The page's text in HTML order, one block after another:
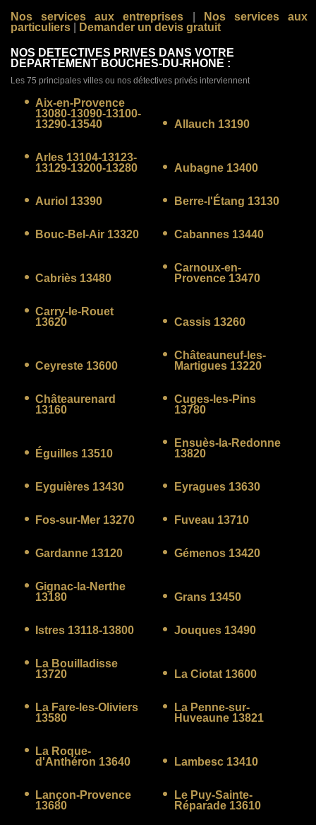
Nos services aux entreprises
Nos services aux
particuliers
Demander un devis gratuit
NOS DETECTIVES PRIVES DANS VOTRE
DEPARTEMENT BOUCHES-DU-RHONE :
Les 75 principales villes ou nos détectives privés interviennent
Aix-en-Provence
13080-13090-13100-
13290-13540
Allauch 13190
Arles 13104-13123-
13129-13200-13280
Aubagne 13400
Auriol 13390 Berre-l'Étang 13130
Bouc-Bel-Air 13320 Cabannes 13440
Cabriès 13480
Carnoux-en-
Provence 13470
Carry-le-Rouet
13620
Cassis 13260
Ceyreste 13600
Châteauneuf-les-
Martigues 13220
Châteaurenard
13160
Cuges-les-Pins
13780
Éguilles 13510
Ensuès-la-Redonne
13820
Eyguières 13430 Eyragues 13630
Fos-sur-Mer 13270 Fuveau 13710
Gardanne 13120 Gémenos 13420
Gignac-la-Nerthe
13180
Grans 13450
Istres 13118-13800 Jouques 13490
La Bouilladisse
13720
La Ciotat 13600
La Fare-les-Oliviers
13580
La Penne-sur-
Huveaune 13821
La Roque-
d'Anthéron 13640
Lambesc 13410
Lançon-Provence
13680
Le Puy-Sainte-
Réparade 13610